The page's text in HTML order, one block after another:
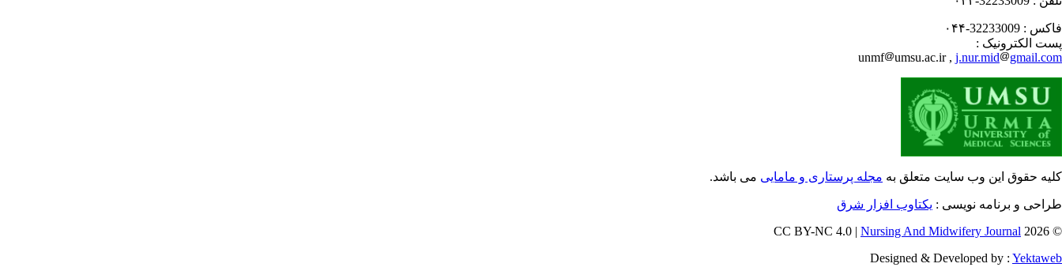
فاکس : 32233009-۰۴۴
پست الکترونیک :
unmf
umsu.ac.ir , j.nur.mid gmail.com
کلیه حقوق این وب سایت متعلق به مجله پرستاری و مامایی می باشد.
طراحی و برنامه نویسی : یکتاوب افزار شرق
© 2026 CC BY-NC 4.0 |
Nursing And Midwifery Journal
Designed & Developed by : Yektaweb